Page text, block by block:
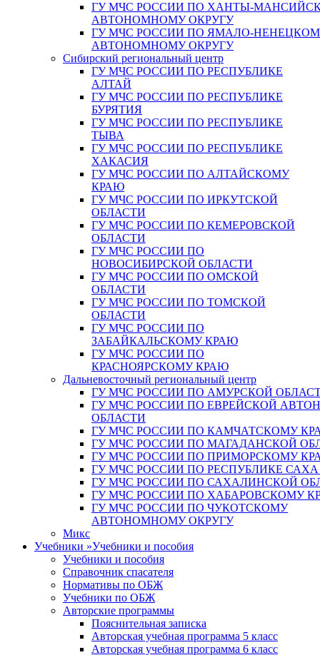
ГУ МЧС РОССИИ ПО ХАНТЫ-
АВТОНОМНОМУ ОКРУГУ
ГУ МЧС РОССИИ ПО ЯМАЛО-
АВТОНОМНОМУ ОКРУГУ
Сибирский региональный центр
ГУ МЧС РОССИИ ПО РЕСПУБЛИКЕ
АЛТАЙ
ГУ МЧС РОССИИ ПО РЕСПУБЛИКЕ
БУРЯТИЯ
ГУ МЧС РОССИИ ПО РЕСПУБЛИКЕ
ТЫВА
ГУ МЧС РОССИИ ПО РЕСПУБЛИКЕ
ХАКАСИЯ
ГУ МЧС РОССИИ ПО АЛТАЙСКОМУ
КРАЮ
ГУ МЧС РОССИИ ПО ИРКУТСКОЙ
ОБЛАСТИ
ГУ МЧС РОССИИ ПО КЕМЕРОВСКОЙ
ОБЛАСТИ
ГУ МЧС РОССИИ ПО
НОВОСИБИРСКОЙ ОБЛАСТИ
ГУ МЧС РОССИИ ПО ОМСКОЙ
ОБЛАСТИ
ГУ МЧС РОССИИ ПО ТОМСКОЙ
ОБЛАСТИ
ГУ МЧС РОССИИ ПО
ЗАБАЙКАЛЬСКОМУ КРАЮ
ГУ МЧС РОССИИ ПО
КРАСНОЯРСКОМУ КРАЮ
Дальневосточный региональный центр
ГУ МЧС РОССИИ ПО АМУРСКОЙ
ГУ МЧС РОССИИ ПО ЕВРЕЙСКОЙ
ОБЛАСТИ
ГУ МЧС РОССИИ ПО КАМЧАТСКОМУ
ГУ МЧС РОССИИ ПО МАГАДАНСКОЙ
ГУ МЧС РОССИИ ПО ПРИМОРСКОМУ
ГУ МЧС РОССИИ ПО РЕСПУБЛИКЕ
ГУ МЧС РОССИИ ПО САХАЛИНСКОЙ
ГУ МЧС РОССИИ ПО ХАБАРОВСКОМУ
ГУ МЧС РОССИИ ПО ЧУКОТСКОМУ
АВТОНОМНОМУ ОКРУГУ
Микс
Учебники »Учебники и пособия
Учебники и пособия
Справочник спасателя
Нормативы по ОБЖ
Учебники по ОБЖ
Авторские программы
Пояснительная записка
Авторская учебная программа 5 класс
Авторская учебная программа 6 класс